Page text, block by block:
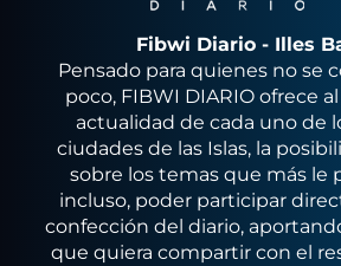
Fibwi Diario - Illes
Pensado para quienes no se
poco, FIBWI DIARIO ofrece
actualidad de cada uno de
ciudades de las Islas, la
sobre los temas que más le
incluso, poder participar
confección del diario,
que quiera compartir con el